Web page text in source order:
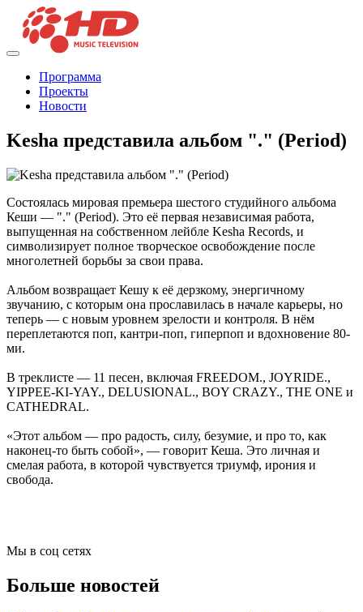
Программа
Проекты
Новости
Kesha представила альбом "." (Period)
Состоялась мировая премьера шестого студийного альбома
Кеши — "." (Period). Это её первая независимая работа,
выпущенная на собственном лейбле Kesha Records, и
символизирует полное творческое освобождение после
многолетней борьбы за свои права.
Альбом возвращает Кешу к её дерзкому, энергичному
звучанию, с которым она прославилась в начале карьеры, но
теперь — с новым уровнем зрелости и контроля. В нём
переплетаются поп, кантри-поп, гиперпоп и вдохновение 80-
ми.
В треклисте — 11 песен, включая FREEDOM., JOYRIDE.,
YIPPEE-KI-YAY., DELUSIONAL., BOY CRAZY., THE ONE и
CATHEDRAL.
«Этот альбом — про радость, силу, безумие, и про то, как
наконец-то быть собой», — говорит Кеша. Это личная и
смелая работа, в которой чувствуется триумф, ирония и
свобода.
Мы в соц сетях
Больше новостей